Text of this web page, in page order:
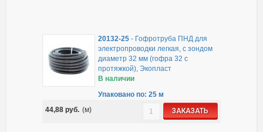
20132-25 - Гофротруба ПНД для
электропроводки легкая, с зондом
диаметр 32 мм (гофра 32 с
протяжкой), Экопласт
В наличии
Упаковано по: 25 м
44,88руб. (м) ЗАКАЗАТЬ